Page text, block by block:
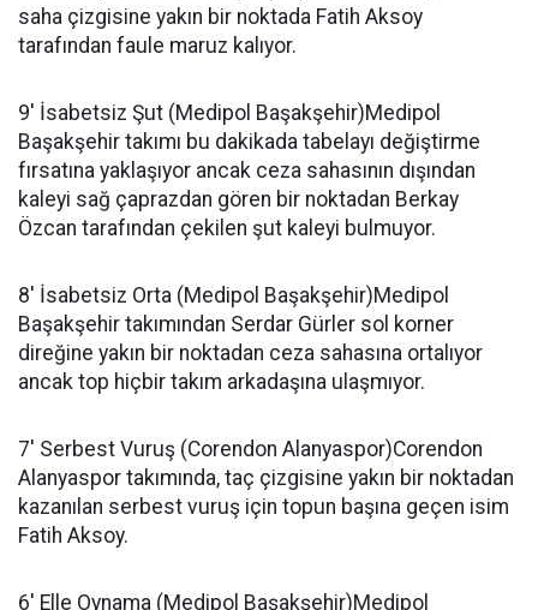
saha çizgisine yakın bir noktada Fatih Aksoy
tarafından faule maruz kalıyor.
9' İsabetsiz Şut (Medipol Başakşehir)Medipol
Başakşehir takımı bu dakikada tabelayı değiştirme
fırsatına yaklaşıyor ancak ceza sahasının dışından
kaleyi sağ çaprazdan gören bir noktadan Berkay
Özcan tarafından çekilen şut kaleyi bulmuyor.
8' İsabetsiz Orta (Medipol Başakşehir)Medipol
Başakşehir takımından Serdar Gürler sol korner
direğine yakın bir noktadan ceza sahasına ortalıyor
ancak top hiçbir takım arkadaşına ulaşmıyor.
7' Serbest Vuruş (Corendon Alanyaspor)Corendon
Alanyaspor takımında, taç çizgisine yakın bir noktadan
kazanılan serbest vuruş için topun başına geçen isim
Fatih Aksoy.
6' Elle Oynama (Medipol Başakşehir)Medipol